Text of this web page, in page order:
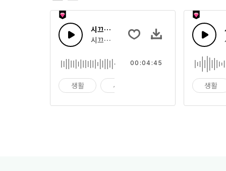
시끄러운 사람들 14
시끄럽고 소리지르는 사람들, 또는 소음효과
생활 시계
00:04:45
생활